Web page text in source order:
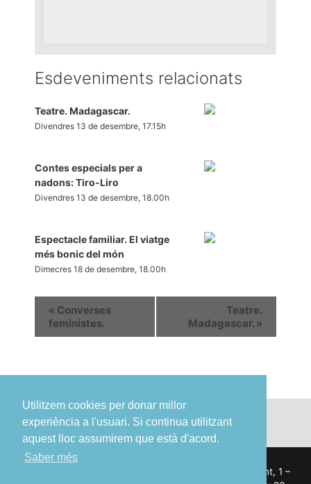
Utilitzem cookies per donar millor
experiència a l'usuari. Si continua utilitzant
aquest lloc assumirem que està d'acord.
Saber més
Esdeveniments relacionats
Teatre. Madagascar.
Divendres 13 de desembre, 17.15h
Contes especials per a
nadons: Tiro-Liro
Divendres 13 de desembre, 18.00h
Espectacle familiar. El viatge
més bonic del món
Dimecres 18 de desembre, 18.00h
« Converses
feministes.
Teatre.
Madagascar. »
© Ajuntament de Sant Boi de Llobregat – Pl. Ajuntament, 1 –